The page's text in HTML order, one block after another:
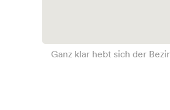
Ganz klar hebt sich der